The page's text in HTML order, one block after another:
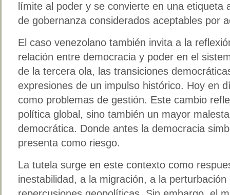
límite al poder y se convierte en una etiqueta
de gobernanza considerados aceptables por
El caso venezolano también invita a la
relación entre democracia y poder en el
de la tercera ola, las transiciones
expresiones de un impulso histórico. Hoy en
como problemas de gestión. Este cambio
política global, sino también un mayor
democrática. Donde antes la democracia
presenta como riesgo.
La tutela surge en este contexto como
inestabilidad, a la migración, a la